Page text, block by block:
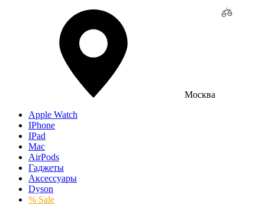
Москва
Apple Watch
IPhone
IPad
Mac
AirPods
Гаджеты
Аксессуары
Dyson
% Sale